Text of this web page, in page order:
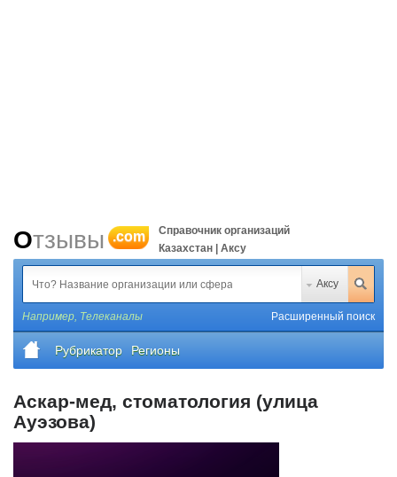
Отзывы .com
Справочник организаций
Казахстан | Аксу
Аксу
Например, Телеканалы Расширенный поиск
Рубрикатор Регионы
Аскар-мед, стоматология (улица
Ауэзова)